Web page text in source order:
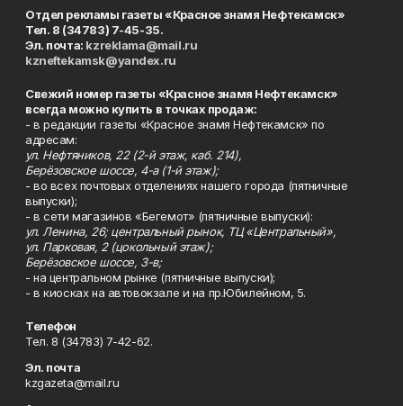
Отдел рекламы газеты «Красное знамя Нефтекамск»
Тел. 8 (34783) 7-45-35.
Эл. почта: kzreklama@mail.ru
kzneftekamsk@yandex.ru
Свежий номер газеты «Красное знамя Нефтекамск»
всегда можно купить в точках продаж:
- в редакции газеты «Красное знамя Нефтекамск» по
адресам:
ул. Нефтяников, 22 (2-й этаж, каб. 214),
Берёзовское шоссе, 4-а (1-й этаж);
- во всех почтовых отделениях нашего города (пятничные
выпуски);
- в сети магазинов «Бегемот» (пятничные выпуски):
ул. Ленина, 26; центральный рынок, ТЦ «Центральный»,
ул. Парковая, 2 (цокольный этаж);
Берёзовское шоссе, 3-в;
- на центральном рынке (пятничные выпуски);
- в киосках на автовокзале и на пр.Юбилейном, 5.
Телефон
Тел. 8 (34783) 7-42-62.
Эл. почта
kzgazeta@mail.ru